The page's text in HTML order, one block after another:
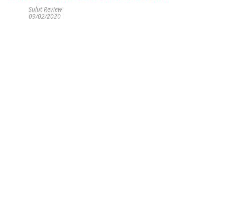
Sulut Review
09/02/2020